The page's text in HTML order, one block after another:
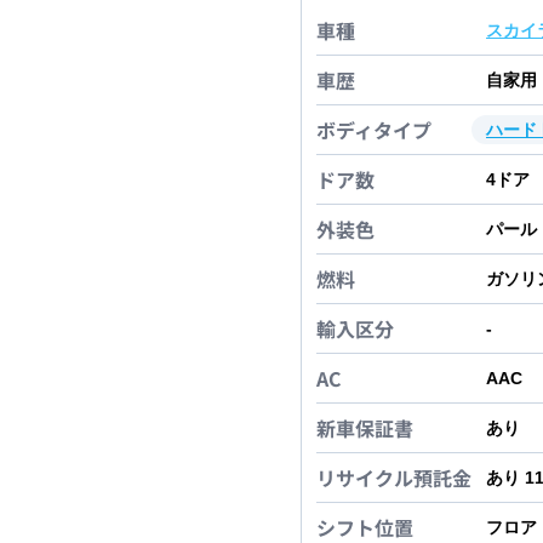
車種 スカイ
車歴 自家用
ボディタイプ ハード
ドア数 4 ドア
外装色 パール
燃料 ガソリ
輸入区分 -
AC AAC
新車保証書 あり
リサイクル預託金 あり
シフト位置 フロア